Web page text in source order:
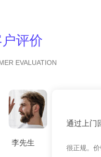
评价
EVALUATION
李先生
通过上门
很正规。